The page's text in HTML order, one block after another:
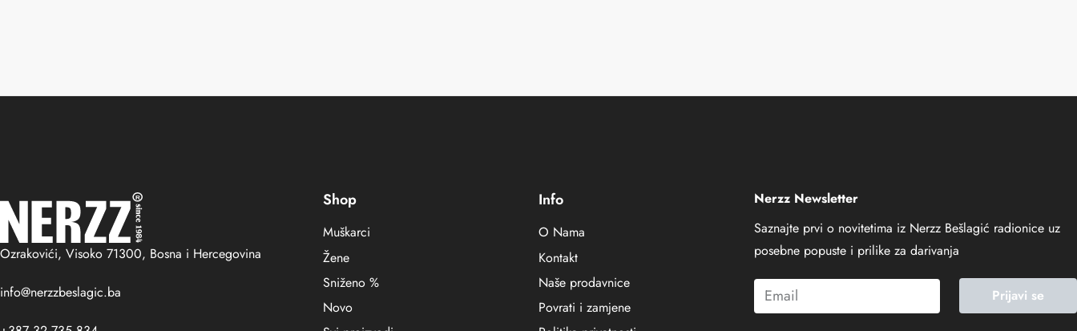
Ozrakovići, Visoko 71300, Bosna i Hercegovina
info@nerzzbeslagic.ba
Shop
Muškarci
Žene
Sniženo %
Novo
Info
O Nama
Kontakt
Naše prodavnice
Povrati i zamjene
Nerzz Newsletter
Saznajte prvi o novitetima iz Nerzz Bešlagić radionice uz
posebne popuste i prilike za darivanja
Prijavi se